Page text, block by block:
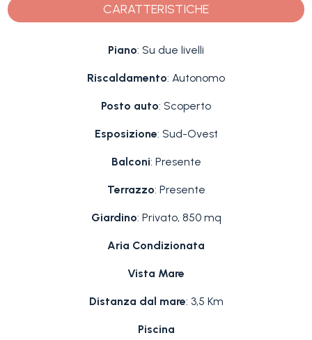
CARATTERISTICHE
Piano: Su due livelli
Riscaldamento: Autonomo
Posto auto: Scoperto
Esposizione: Sud-Ovest
Balconi: Presente
Terrazzo: Presente
Giardino: Privato, 850 mq
Aria Condizionata
Vista Mare
Distanza dal mare: 3,5 Km
Piscina